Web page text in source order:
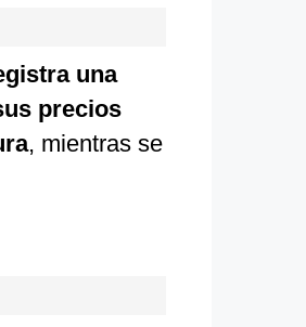
una
precios
, mientras se